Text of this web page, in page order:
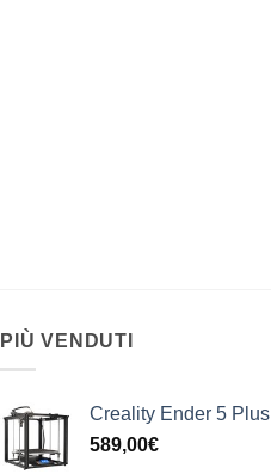
PIÙ VENDUTI
Creality Ender 5 Plus
589,00€